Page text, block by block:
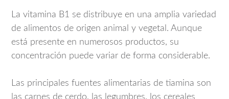
La vitamina B1 se distribuye en una amplia variedad
de alimentos de origen animal y vegetal. Aunque
está presente en numerosos productos, su
concentración puede variar de forma considerable.
Las principales fuentes alimentarias de tiamina son
las carnes de cerdo, las legumbres, los cereales